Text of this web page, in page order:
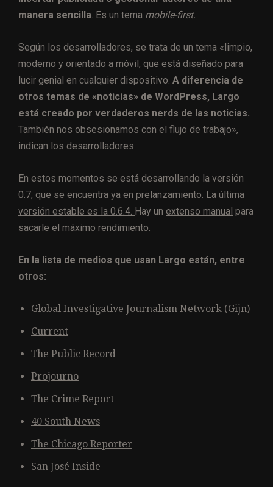
manera sencilla. Es un tema mobile-first.
Según los desarrolladores, se trata de un tema «limpio,
moderno y orientado a móvil, que está diseñado para
lucir genial en cualquier dispositivo. A diferencia de
otros temas de «noticias» de WordPress, Largo
está creado por verdaderos nerds de las noticias.
También nos obsesionamos con el flujo de trabajo»,
indican los desarrolladores.
En estos momentos se está desarrollando la versión
0.7, que se encuentra ya en prelanzamiento. La última
versión estable es la 0.6.4. Hay un extenso manual para
sacarle el máximo rendimiento.
En la lista de medios que usan Largo están, entre
otros:
Global Investigative Journalism Network (Gijn)
Current
The Public Record
Projourno
The Crime Report
40 South News
The Chicago Reporter
San José Inside